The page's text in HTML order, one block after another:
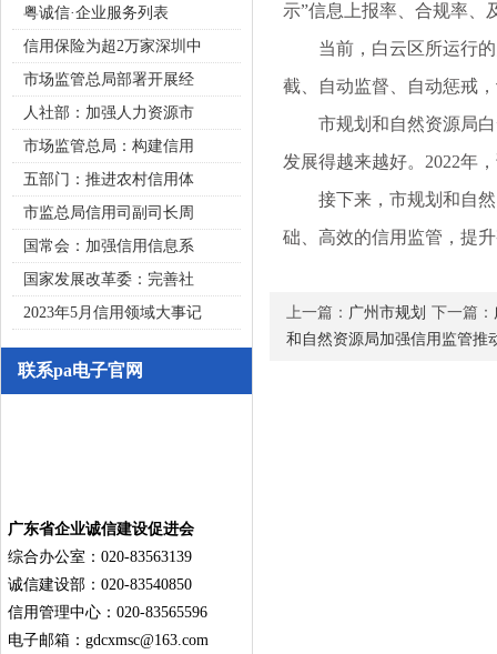
粤诚信·企业服务列表
信用保险为超2万家深圳中
市场监管总局部署开展经
人社部：加强人力资源市
市场监管总局：构建信用
五部门：推进农村信用体
市监总局信用司副司长周
国常会：加强信用信息系
国家发展改革委：完善社
2023年5月信用领域大事记
联系pa电子官网
广东省企业诚信建设促进会
综合办公室：020-83563139
诚信建设部：020-83540850
信用管理中心：020-83565596
电子邮箱： gdcxmsc@163.com
示”信息上报率、合规率、
当前，白云区所运行的
截、自动监督、自动惩戒
市规划和自然资源局白
发展得越来越好。2022年
接下来，市规划和自然
础、高效的信用监管，提
下一篇：
上一篇： 广州市规划
和自然资源局加强信用监管推